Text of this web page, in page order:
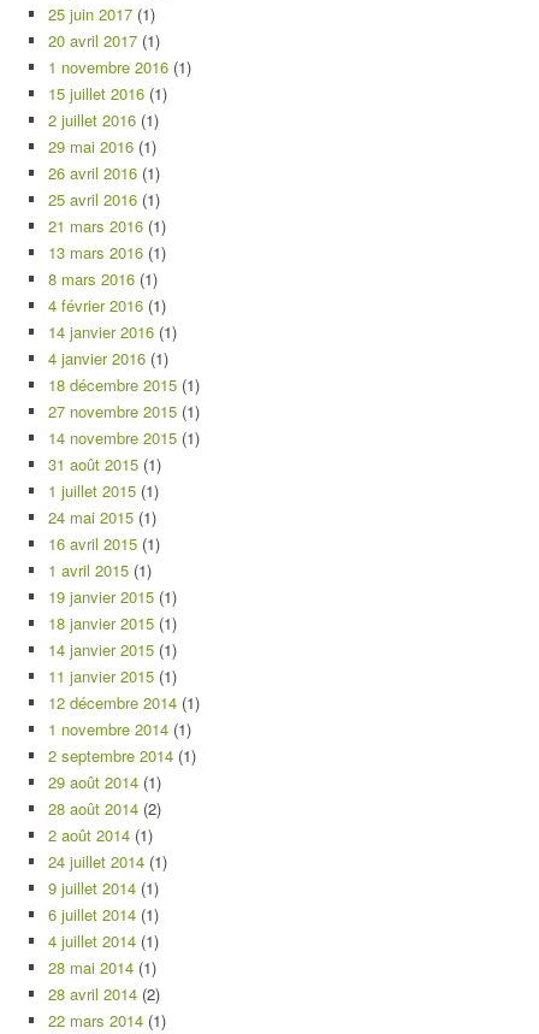
25 juin 2017 (1)
20 avril 2017 (1)
1 novembre 2016 (1)
15 juillet 2016 (1)
2 juillet 2016 (1)
29 mai 2016 (1)
26 avril 2016 (1)
25 avril 2016 (1)
21 mars 2016 (1)
13 mars 2016 (1)
8 mars 2016 (1)
4 février 2016 (1)
14 janvier 2016 (1)
4 janvier 2016 (1)
18 décembre 2015 (1)
27 novembre 2015 (1)
14 novembre 2015 (1)
31 août 2015 (1)
1 juillet 2015 (1)
24 mai 2015 (1)
16 avril 2015 (1)
1 avril 2015 (1)
19 janvier 2015 (1)
18 janvier 2015 (1)
14 janvier 2015 (1)
11 janvier 2015 (1)
12 décembre 2014 (1)
1 novembre 2014 (1)
2 septembre 2014 (1)
29 août 2014 (1)
28 août 2014 (2)
2 août 2014 (1)
24 juillet 2014 (1)
9 juillet 2014 (1)
6 juillet 2014 (1)
4 juillet 2014 (1)
28 mai 2014 (1)
28 avril 2014 (2)
22 mars 2014 (1)